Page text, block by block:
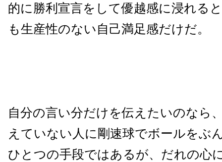
的に勝利宣言をして優越感に浸れる
も生産性のない自己満足感だけだ。
自分の言い分だけを伝えたいのなら
えていない人に剛速球でボールをぶ
ひとつの手段ではあるが、だれの心